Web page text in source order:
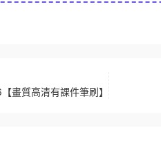
畫質高清有課件筆刷】